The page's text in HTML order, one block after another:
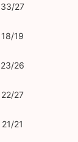
33/27
18/19
23/26
22/27
21/21